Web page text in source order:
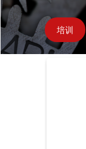
培训
指导
培训